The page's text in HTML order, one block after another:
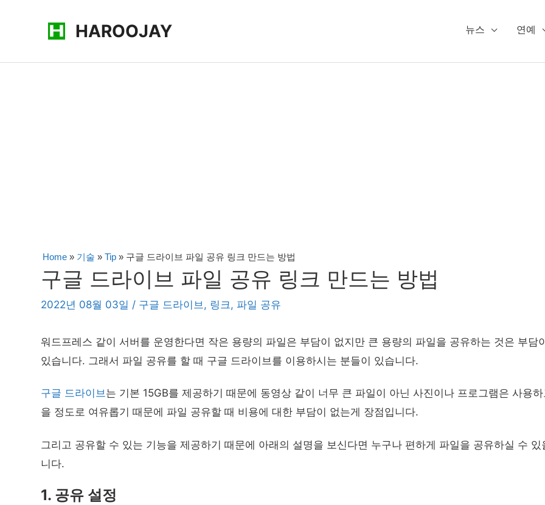
로
HAROOJAY 뉴스 연예
Home » 기술 » Tip » 구글 드라이브 파일 공유 링크 만드는 방법
구글 드라이브 파일 공유 링크 만드는 방법
2022년 08월 03일 / 구글 드라이브, 링크, 파일 공유
워드프레스 같이 서버를 운영한다면 작은 용량의 파일은 부담이 없지만 큰 용량의 파일을 공유하는 것은 부담
있습니다. 그래서 파일 공유를 할 때 구글 드라이브를 이용하시는 분들이 있습니다.
구글 드라이브는 기본 15GB를 제공하기 때문에 동영상 같이 너무 큰 파일이 아닌 사진이나 프로그램은 사용
을 정도로 여유롭기 때문에 파일 공유할 때 비용에 대한 부담이 없는게 장점입니다.
그리고 공유할 수 있는 기능을 제공하기 때문에 아래의 설명을 보신다면 누구나 편하게 파일을 공유하실 수 있
니다.
1. 공유 설정